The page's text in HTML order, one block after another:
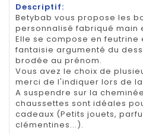
Descriptif:
Betybab vous propose les
personnalisé fabriqué main
Elle se compose en
fantaisie argumenté du
brodée au prénom.
Vous avez le choix de
merci de l'indiquer lors de
A suspendre sur la
chaussettes sont idéales
cadeaux (Petits jouets,
clémentines...).